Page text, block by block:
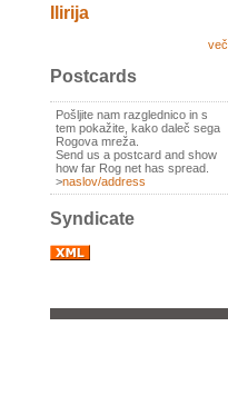
Ilirija
več
Postcards
Pošljite nam razglednico in s
tem pokažite, kako daleč sega
Rogova mreža.
Send us a postcard and show
how far Rog net has spread.
>naslov/address
Syndicate